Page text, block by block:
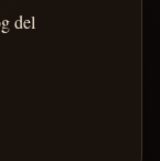
del